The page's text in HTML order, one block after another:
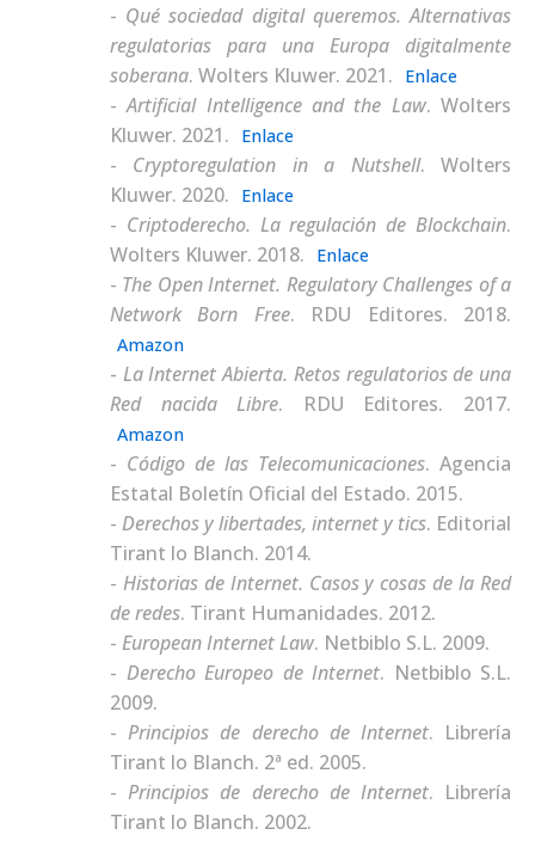
Qué sociedad digital queremos. Alternativas
regulatorias para una Europa digitalmente
soberana. Wolters Kluwer. 2021. Enlace
Artificial Intelligence and the Law.Wolters
Kluwer. 2021.
Enlace
Cryptoregulation in a Nutshell.Wolters
Kluwer. 2020.
Enlace
Criptoderecho. La regulación de Blockchain.
Wolters Kluwer. 2018.
Enlace
The Open Internet. Regulatory Challenges of a
Network Born Free. RDU Editores. 2018.
Amazon
La Internet Abierta. Retos regulatorios de una
Red nacida Libre. RDU Editores. 2017.
Amazon
Código de las Telecomunicaciones. Agencia
Estatal Boletín Oficial del Estado. 2015.
Derechos y libertades, internet y tics. Editorial
Tirant lo Blanch. 2014.
Historias de Internet. Casos y cosas de la Red
de redes. Tirant Humanidades. 2012.
European Internet Law. Netbiblo S.L. 2009.
Derecho Europeo de Internet. Netbiblo S.L.
2009.
Principios de derecho de Internet. Librería
Tirant lo Blanch. 2ª ed. 2005.
Principios de derecho de Internet. Librería
Tirant lo Blanch. 2002.